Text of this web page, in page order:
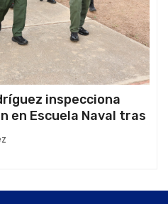
inspecciona
en Escuela Naval tras
en La Guaira